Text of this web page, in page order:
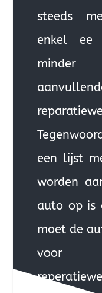
steeds
enkel ee
minder
een lijst
worden
auto op is
moet de